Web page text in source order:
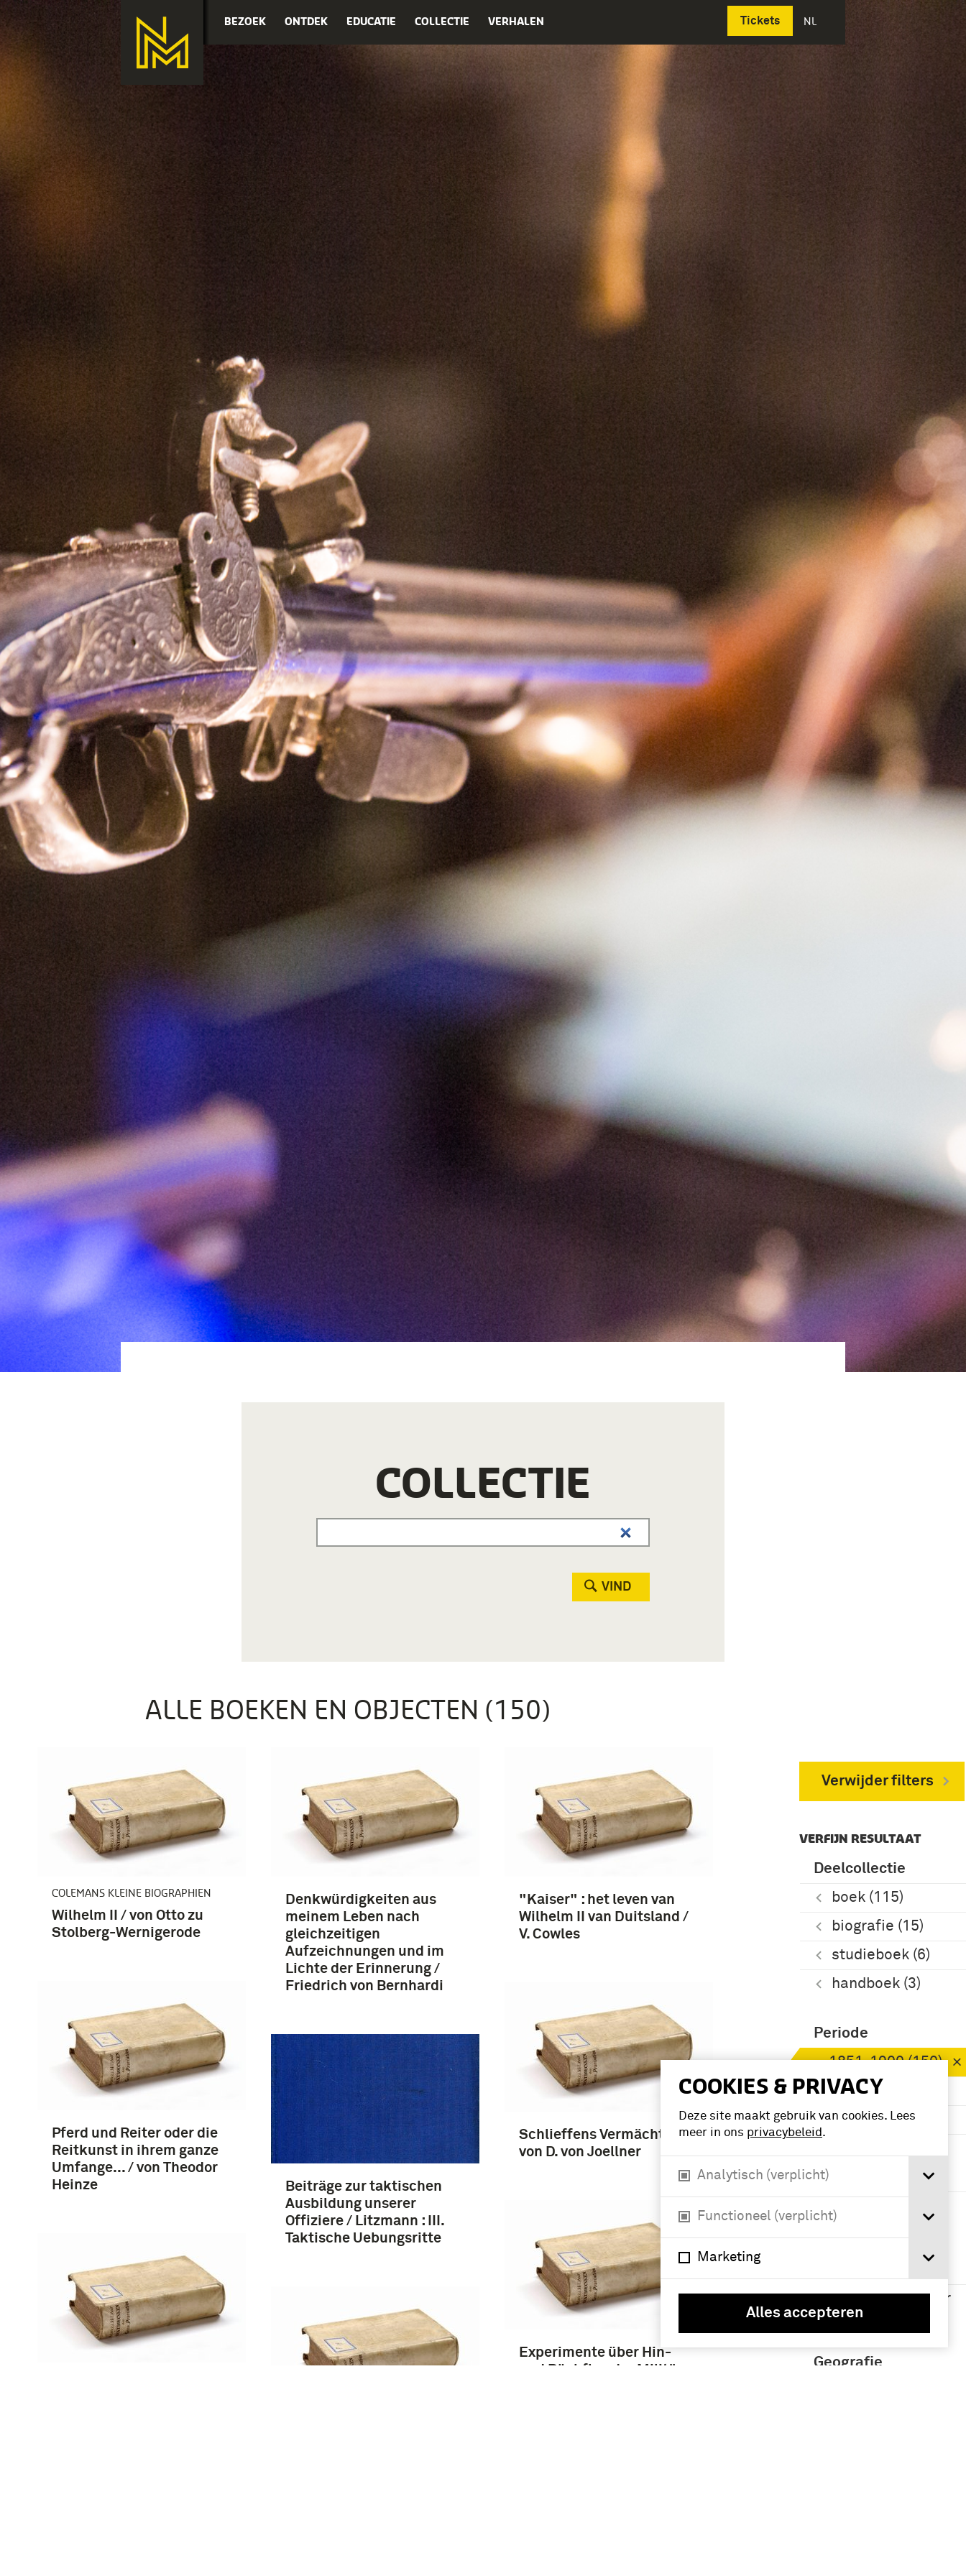
BEZOEK ONTDEK EDUCATIE COLLECTIE VERHALEN Tickets NL
Deutsch
COOKIES & PRIVACY
Deze site maakt gebruik van cookies. Lees
meer in ons privacybeleid.
Analytisch (verplicht)
Functioneel (verplicht)
Marketing
Alles accepteren
COLLECTIE
VIND
ALLE BOEKEN EN OBJECTEN (150)
Verwijder filters
VERFIJN RESULTAAT
Deelcollectie
boek (115)
biografie (15)
studieboek (6)
handboek (3)
Periode
1851-1900 (150)
1901-1950 (37)
1801-1850 (12)
(1914-1918) (4)
Meer
Wilhelm II (keizer
van Duitsland) (9)
Geografie
COLEMANS KLEINE BIOGRAPHIEN
Wilhelm II / von Otto zu
Stolberg-Wernigerode
Pferd und Reiter oder die
Reitkunst in ihrem ganze
Umfange... / von Theodor
Heinze
Denkwürdigkeiten aus
meinem Leben nach
gleichzeitigen
Aufzeichnungen und im
Lichte der Erinnerung /
Friedrich von Bernhardi
Beiträge zur taktischen
Ausbildung unserer
Offiziere / Litzmann : III.
Taktische Uebungsritte
"Kaiser" : het leven van
Wilhelm II van Duitsland /
V. Cowles
Schlieffens Vermächtnis /
von D. von Joellner
Experimente über Hin-
und Rückflug der Militär-